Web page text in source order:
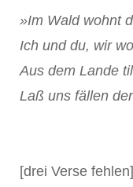
»Im Wald wohnt
Ich und du, wir
Aus dem Lande
Laß uns fällen
[drei Verse fehlen]